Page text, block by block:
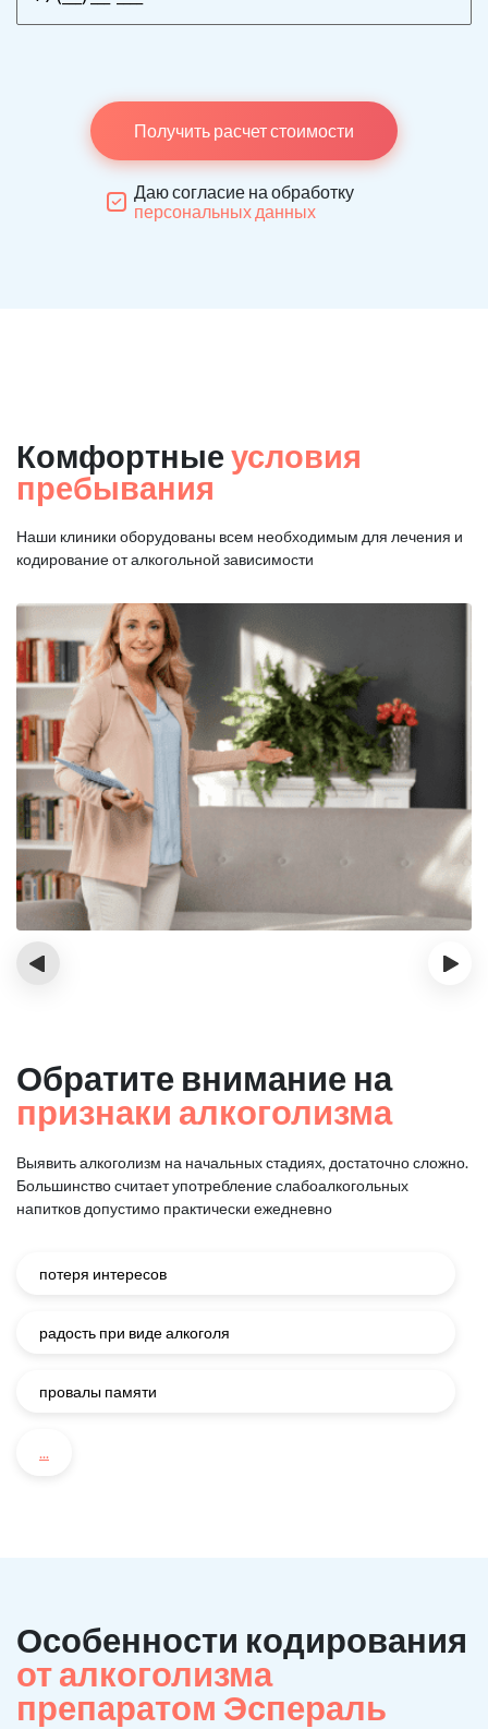
Получить расчет стоимости
Даю согласие на обработку
персональных данных
Комфортные условия
пребывания
Наши клиники оборудованы всем необходимым для лечения и
кодирование от алкогольной зависимости
‹ ›
Обратите внимание на
признаки алкоголизма
Выявить алкоголизм на начальных стадиях, достаточно сложно.
Большинство считает употребление слабоалкогольных
напитков допустимо практически ежедневно
потеря интересов
радость при виде алкоголя
провалы памяти
...
Особенности кодирования
от алкоголизма
препаратом Эспераль